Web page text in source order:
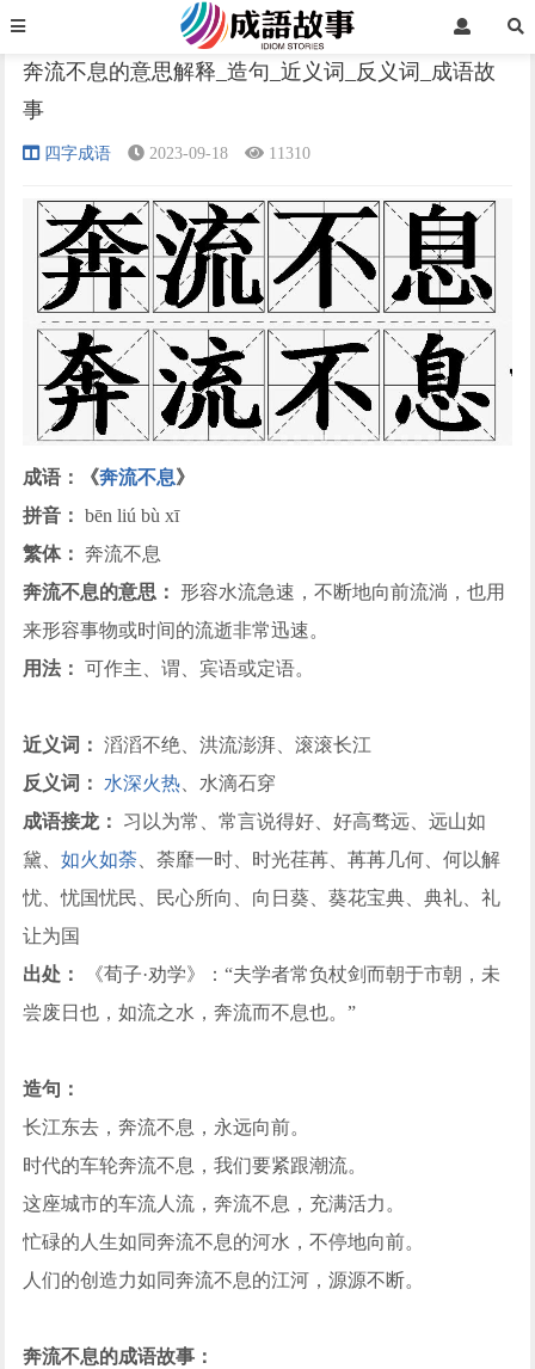
正文
奔流不息的意思解释_造句_近义词_反义词_成语故
事
四字成语 2023-09-18 11310
成语：《奔流不息》
拼音： bēn liú bù xī
繁体： 奔流不息
奔流不息的意思：
形容水流急速，不断地向前流淌，也用
来形容事物或时间的流逝非常迅速。
用法： 可作主、谓、宾语或定语。
近义词： 滔滔不绝、洪流澎湃、滚滚长江
反义词：
水深火热 、水滴石穿
成语接龙：
习以为常、常言说得好、好高骛远、远山如
黛、如火如荼 、荼靡一时、时光荏苒、苒苒几何、何以解
忧、忧国忧民、民心所向、向日葵、葵花宝典、典礼、礼
让为国
出处：
《荀子·劝学》：“夫学者常负杖剑而朝于市朝，未
尝废日也，如流之水，奔流而不息也。”
造句：
长江东去，奔流不息，永远向前。
时代的车轮奔流不息，我们要紧跟潮流。
这座城市的车流人流，奔流不息，充满活力。
忙碌的人生如同奔流不息的河水，不停地向前。
人们的创造力如同奔流不息的江河，源源不断。
奔流不息的成语故事：